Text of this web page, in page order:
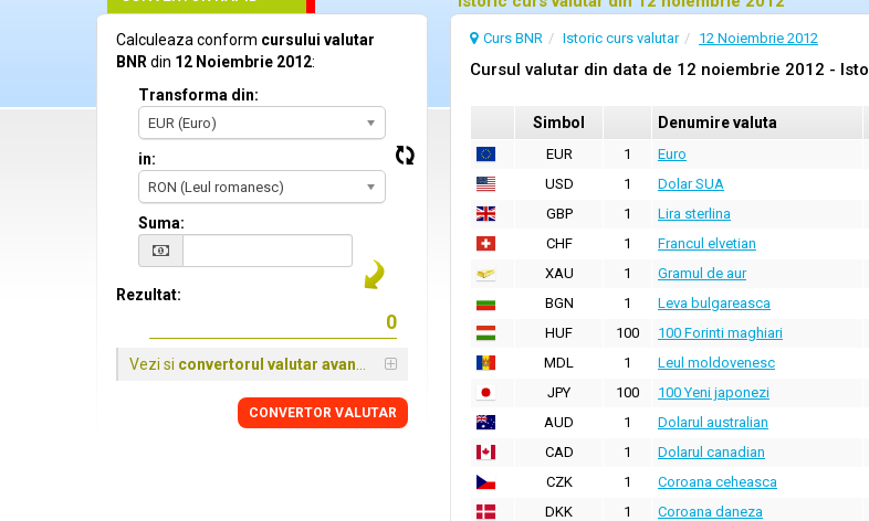
Curs BNR Istoric curs valutar 12 Noiembrie 2012
Cursul valutar din data de 12 noiembrie 2012 -
Simbol Denumire valuta
EUR 1 Euro
USD
1 Dolar SUA
GBP
1 Lira sterlina
CHF
1 Francul elvetian
XAU
1 Gramul de aur
BGN
1 Leva bulgareasca
HUF
100 100 Forinti maghiari
MDL
1 Leul moldovenesc
JPY
100 100 Yeni japonezi
AUD
1 Dolarul australian
CAD
1 Dolarul canadian
CZK
1 Coroana ceheasca
DKK
1 Coroana daneza
Calculeaza conform cursului valutar
BNR din 12 Noiembrie 2012:
Transforma din:
EUR (Euro)
in:
RON (Leul romanesc)
Suma:
Rezultat:
Vezi si convertorul valutar avansat
CONVERTOR VALUTAR